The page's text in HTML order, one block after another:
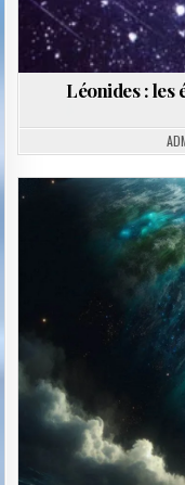
Léonides : les